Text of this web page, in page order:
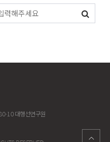
10 대행선연구원